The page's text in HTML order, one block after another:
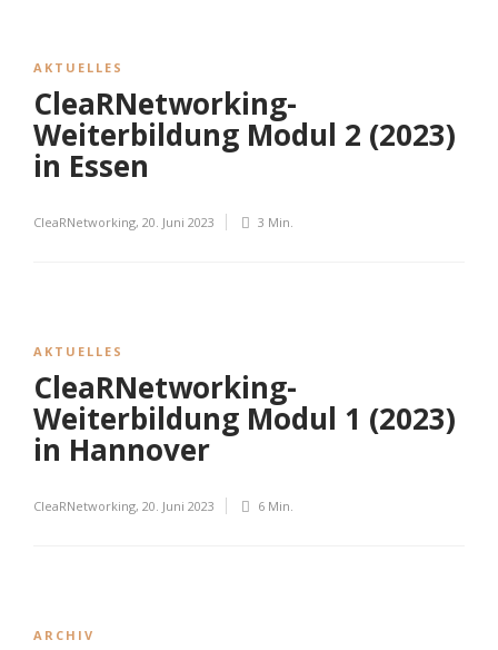
AKTUELLES
CleaRNetworking-
Weiterbildung Modul 2 (2023)
in Essen
CleaRNetworking, 20. Juni 2023 3 Min.
AKTUELLES
CleaRNetworking-
Weiterbildung Modul 1 (2023)
in Hannover
CleaRNetworking, 20. Juni 2023 6 Min.
ARCHIV